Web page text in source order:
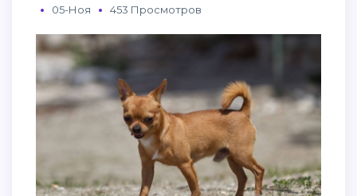
05-Ноя 453 Просмотров